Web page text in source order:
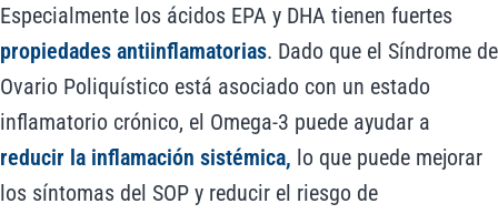
Especialmente los ácidos EPA y DHA tienen fuertes
propiedades antiinflamatorias. Dado que el Síndrome de
Ovario Poliquístico está asociado con un estado
inflamatorio crónico, el Omega-3 puede ayudar a
reducir la inflamación sistémica, lo que puede mejorar
los síntomas del SOP y reducir el riesgo de